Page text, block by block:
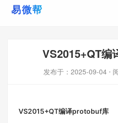
VS2015+QT
发布于： 2025-09-04 ⋅
VS2015+QT编译protobuf库